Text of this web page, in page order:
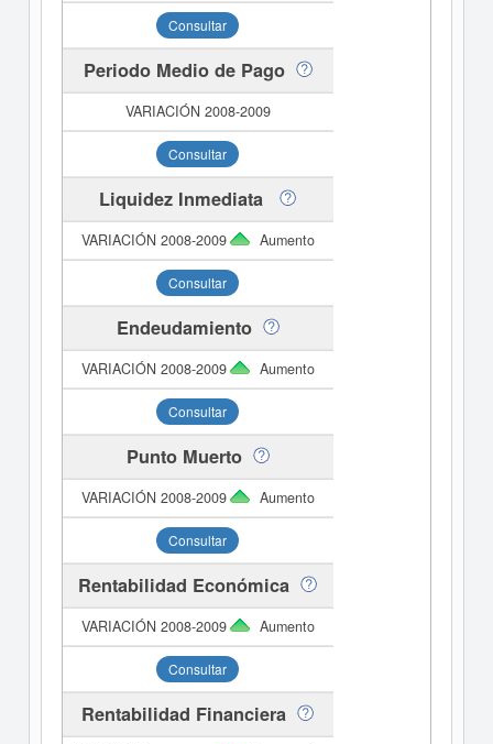
Consultar
Periodo Medio de Pago
Consultar
Liquidez Inmediata
Aumento
Consultar
Endeudamiento
Aumento
Consultar
Punto Muerto
Aumento
Consultar
Rentabilidad Económica
Aumento
Consultar
Rentabilidad Financiera